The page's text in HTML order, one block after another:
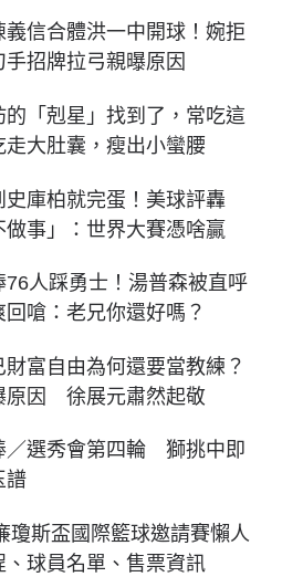
義信合體洪一中開球！婉拒
手招牌拉弓親曝原因
的「剋星」找到了，常吃這
走大肚囊，瘦出小蠻腰
史庫柏就完蛋！美球評轟
做事」：世界大賽憑啥贏
76人踩勇士！湯普森被直呼
回嗆：老兄你還好嗎？
財富自由為何還要當教練？
原因 徐展元肅然起敬
／選秀會第四輪 獅挑中即
譜
瓊斯盃國際籃球邀請賽懶人
、球員名單、售票資訊